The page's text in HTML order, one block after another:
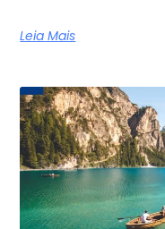
Leia Mais